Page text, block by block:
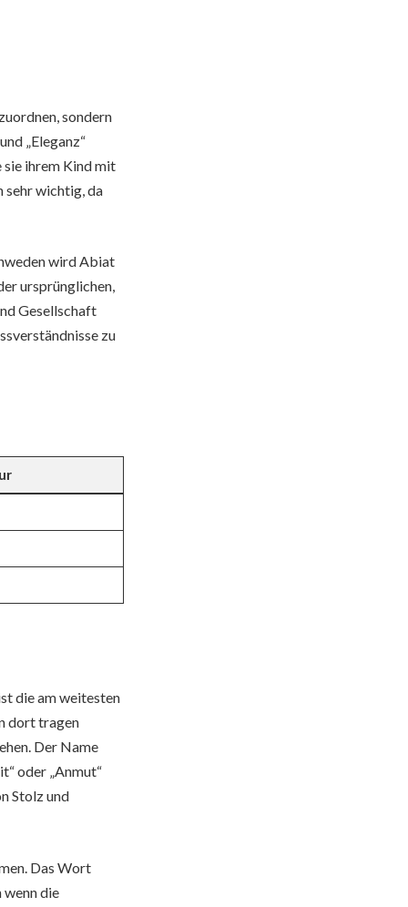
sondern
„Eleganz“
sie ihrem Kind mit
sehr wichtig, da
wird Abiat
ursprünglichen,
Gesellschaft
zu
die am weitesten
dort tragen
Der Name
oder „Anmut“
Stolz und
Das Wort
wenn die